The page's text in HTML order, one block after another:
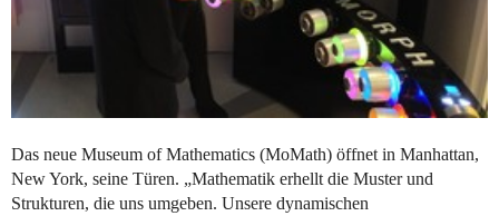
Das neue Museum of Mathematics (MoMath) öffnet in Manhattan,
New York, seine Türen. „Mathematik erhellt die Muster und
Strukturen, die uns umgeben. Unsere dynamischen